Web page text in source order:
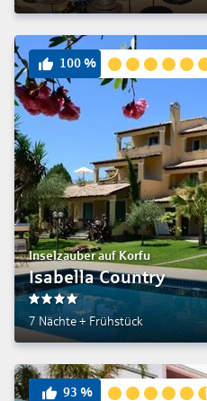
100%
Inselzauber auf Korfu
Isabella Country
7 Nächte+ Frühstück
93 %